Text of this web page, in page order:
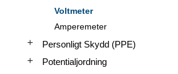
Voltmeter
Amperemeter
Personligt Skydd (PPE)
Potentialjordning